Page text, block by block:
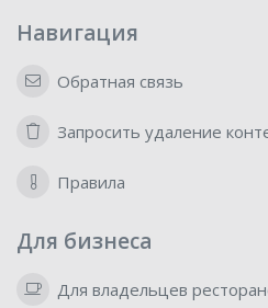
Навигация
Обратная связь
Запросить удаление
Правила
Для бизнеса
Для владельцев